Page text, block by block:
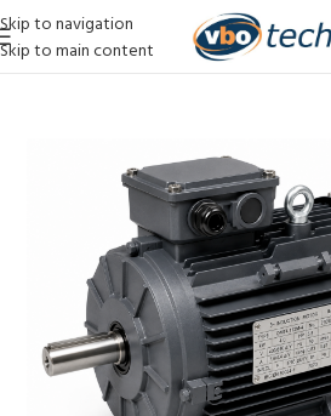
Skip to navigation
Skip to main content